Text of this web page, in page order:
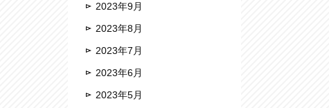
2023年9月
2023年8月
2023年7月
2023年6月
2023年5月